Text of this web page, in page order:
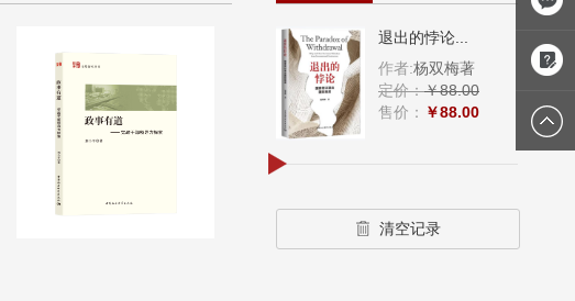
退出的悖论...
作者:杨双梅著
定价：￥88.00
售价： ￥88.00
清空记录